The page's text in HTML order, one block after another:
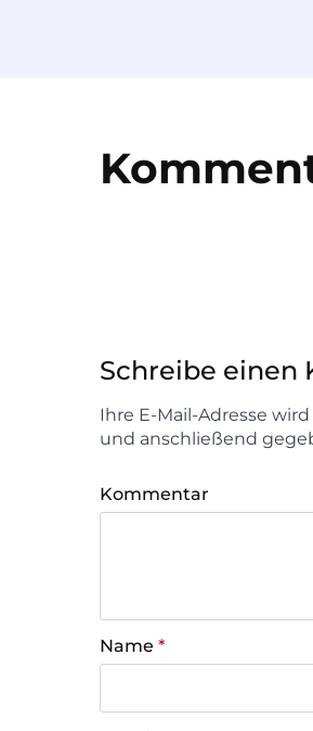
Schreibe einen
Ihre E-Mail-Adresse
und anschließend
Kommentar
Name *